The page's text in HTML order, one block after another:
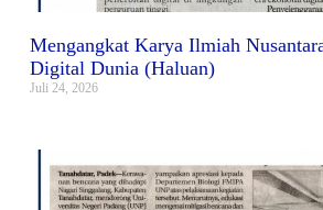
Mengangkat Karya Ilmiah
Digital Dunia (Haluan)
Juli 24, 2026